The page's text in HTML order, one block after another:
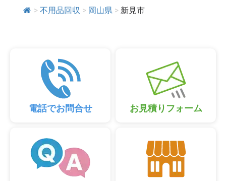
> 不用品回収 > 岡山県 > 新見市
電話でお問合せ お見積りフォーム